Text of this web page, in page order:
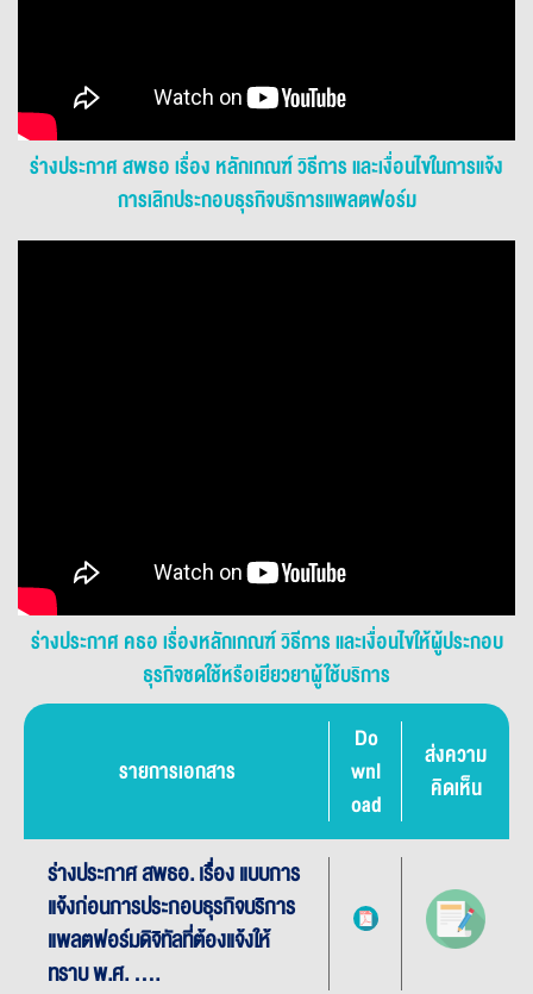
ร่างประกาศ สพธอ เรื่อง หลักเกณฑ์ วิธีการ และเงื่อนไขในการแจ้ง
การเลิกประกอบธุรกิจบริการแพลตฟอร์ม
ร่างประกาศ คธอ เรื่องหลักเกณฑ์ วิธีการ และเงื่อนไขให้ผู้ประกอบ
ธุรกิจชดใช้หรือเยียวยาผู้ใช้บริการ
รายการเอกสาร
Do
wnl
oad
ส่งความ
คิดเห็น
ร่างประกาศ สพธอ. เรื่อง แบบการ
แจ้งก่อนการประกอบธุรกิจบริการ
แพลตฟอร์มดิจิทัลที่ต้องแจ้งให้
ทราบ พ.ศ. ....